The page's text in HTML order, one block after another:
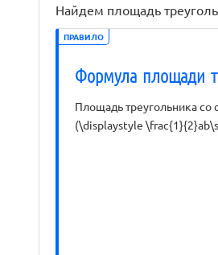
Найдем площадь
ПРАВИЛО
Формула площади
Площадь треугольника
(\displaystyle